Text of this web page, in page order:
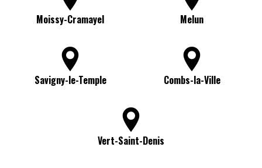
Moissy-Cramayel Melun
Savigny-le-Temple Combs-la-Ville
Vert-Saint-Denis